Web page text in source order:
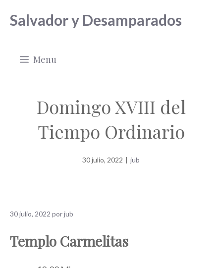
Salvador y Desamparados
Menu
Domingo XVIII del
Tiempo Ordinario
30 julio, 2022 | jub
30 julio, 2022 porjub
Templo Carmelitas